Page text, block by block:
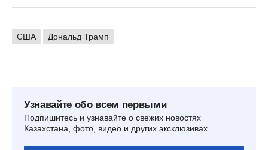
США Дональд Трамп
Узнавайте обо всем первыми
Подпишитесь и узнавайте о свежих новостях
Казахстана, фото, видео и других эксклюзивах